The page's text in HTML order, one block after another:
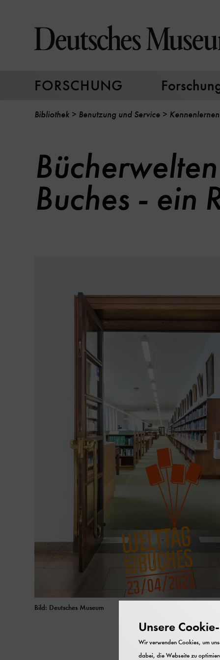
Seiteninhalt
springen
FORSCHUNG
Bibliothek Benutzung und Service
Buches - ein
Bild: Deutsches Museum
Unsere
Wir verwenden Cookies, um
dabei, die Webseite zu